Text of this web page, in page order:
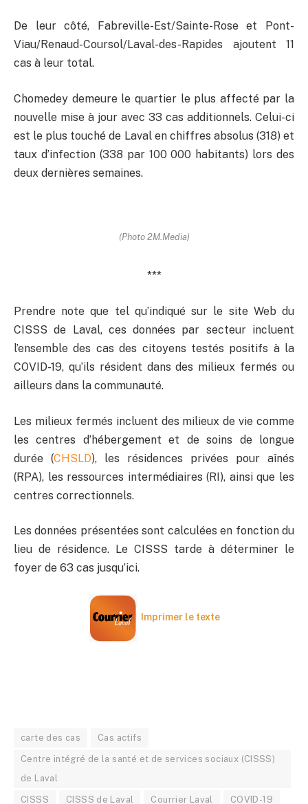
De leur côté, Fabreville-Est/Sainte-Rose et Pont-
Viau/Renaud-Coursol/Laval-des-Rapides ajoutent 11
cas à leur total.
Chomedey demeure le quartier le plus affecté par la
nouvelle mise à jour avec 33 cas additionnels. Celui-ci
est le plus touché de Laval en chiffres absolus (318) et
taux d’infection (338 par 100 000 habitants) lors des
deux dernières semaines.
(Photo 2M.Media)
***
Prendre note que tel qu’indiqué sur le site Web du
CISSS de Laval, ces données par secteur incluent
l’ensemble des cas des citoyens testés positifs à la
COVID-19, qu’ils résident dans des milieux fermés ou
ailleurs dans la communauté.
Les milieux fermés incluent des milieux de vie comme
les centres d’hébergement et de soins de longue
durée (CHSLD), les résidences privées pour aînés
(RPA), les ressources intermédiaires (RI), ainsi que les
centres correctionnels.
Les données présentées sont calculées en fonction du
lieu de résidence. Le CISSS tarde à déterminer le
foyer de 63 cas jusqu’ici.
Imprimer le texte
carte des cas Cas actifs
Centre intégré de la santé et de services sociaux (CISSS)
de Laval
CISSS CISSS de Laval Courrier Laval COVID-19